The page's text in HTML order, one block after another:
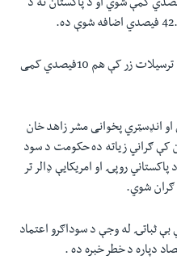
میاشتو کې غیر ملکي پانګونې 47 فیصدي کمې شوي او د پاکستان نه د
سټیټ بینک وایي د پاکستان په غیر ملکي ترسیلات زر کې هم 10فیصدي کمی
انډسټري پخوانی مشر زاهد خان
کې ګراني زیاته ده حکومت د سود
روپۍ او امریکایې ډالر تر
ګران شوي.
ثباتۍ له وجې د سوداګرو اعتماد
دپاره د خطر خبره ده .